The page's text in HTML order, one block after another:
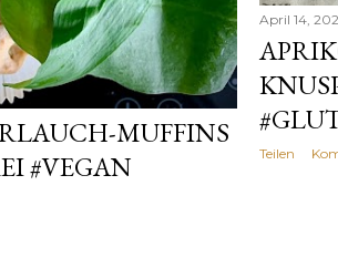
April 14,
Teilen
MUFFINS
#VEGAN